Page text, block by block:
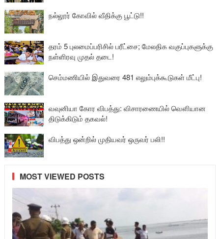
நல்லூர் கோவில் வீதிக்கு பூட்டு!!
தரம் 5 புலமைப்பரிசில் பரீட்சை; மேலதிக வகுப்புகளுக்கு
நள்ளிரவு முதல் தடை!
செம்மணியில் இதுவரை 481 எலும்புக்கூடுகள் மீட்பு!
வவுனியா கோர விபத்து: விசாரணையில் வௌியான
திடுக்கிடும் தகவல்!
விபத்து ஒன்றில் முதியவர் ஒருவர் பலி!!
MOST VIEWED POSTS